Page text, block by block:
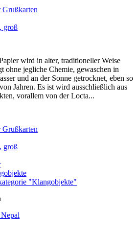
Grußkarten
groß
wird in alter, traditioneller Weise
ohne jegliche Chemie, gewaschen in
und an der Sonne getrocknet, eben so
Jahren. Es ist wird ausschließlich aus
vorallem von der Locta...
Grußkarten
groß
"Klangobjekte"